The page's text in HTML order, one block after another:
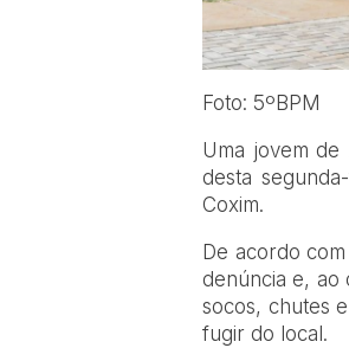
Foto: 5ºBPM
Uma jovem
desta
Coxim.
De acordo
denúncia e, ao
socos, chutes
fugir do local.